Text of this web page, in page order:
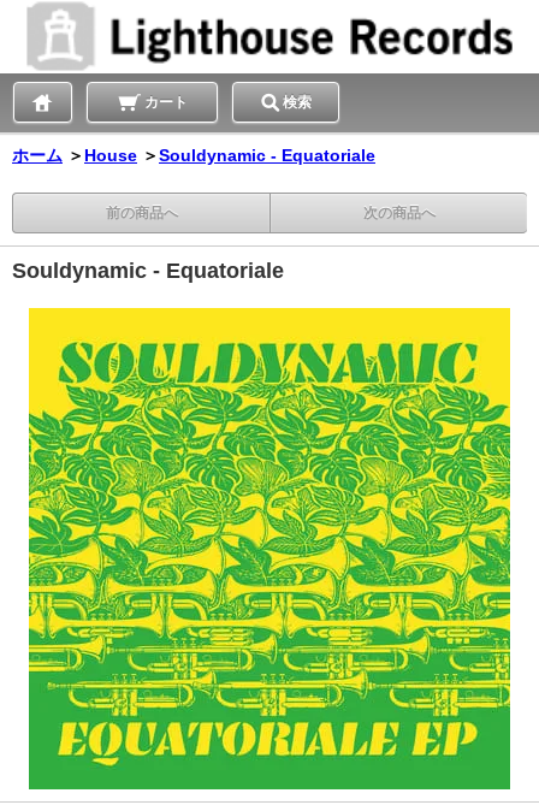
カート 検索
ホーム ＞ House ＞Souldynamic - Equatoriale
前の商品へ 次の商品へ
Souldynamic - Equatoriale